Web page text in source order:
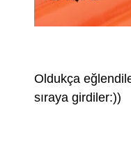
Oldukça
sıraya girdiler:))